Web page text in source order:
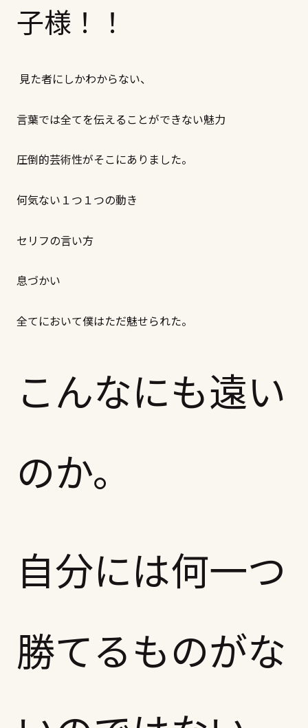
子様！！
見た者にしかわからない、
言葉では全てを伝えることができない魅力
圧倒的芸術性がそこにありました。
何気ない１つ１つの動き
セリフの言い方
息づかい
全てにおいて僕はただ魅せられた。
こんなにも遠い
のか。
自分には何一つ
勝てるものがな